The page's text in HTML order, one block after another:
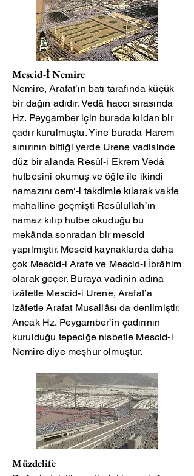
Mescid-İ Nemire
Nemire, Arafat’ın batı tarafında küçük
bir dağın adıdır. Vedâ haccı sırasında
Hz. Peygamber için burada kıldan bir
çadır kurulmuştu. Yine burada Harem
sınırının bittiği yerde Urene vadisinde
düz bir alanda Resûl-i Ekrem Vedâ
hutbesini okumuş ve öğle ile ikindi
namazını cem‘-i takdimle kılarak vakfe
mahalline geçmişti Resûlullah’ın
namaz kılıp hutbe okuduğu bu
mekânda sonradan bir mescid
yapılmıştır. Mescid kaynaklarda daha
çok Mescid-i Arafe ve Mescid-i İbrâhim
olarak geçer. Buraya vadinin adına
izâfetle Mescid-i Urene, Arafat’a
izâfetle Arafat Musallâsı da denilmiştir.
Ancak Hz. Peygamber’in çadırının
kurulduğu tepeciğe nisbetle Mescid-i
Nemire diye meşhur olmuştur.
Müzdelife